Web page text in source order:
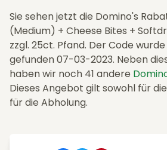
Sie sehen jetzt die Domino's
(Medium) + Cheese Bites +
zzgl. 25ct. Pfand. Der Code
gefunden 07-03-2023. Neben
haben wir noch 41 andere
Dieses Angebot gilt sowohl für
für die Abholung.